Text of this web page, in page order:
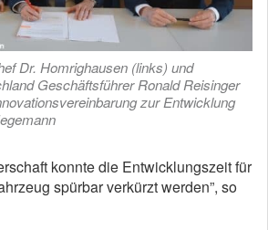
Dr. Homrighausen (links) und
Geschäftsführer Ronald Reisinger
zur Entwicklung
konnte die Entwicklungszeit für
spürbar verkürzt werden”, so